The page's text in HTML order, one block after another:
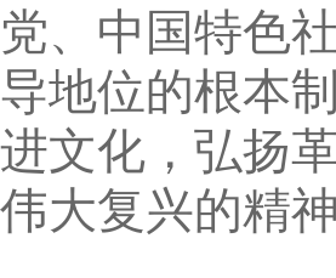
党、中国特色
导地位的根本
进文化，弘扬
伟大复兴的精神